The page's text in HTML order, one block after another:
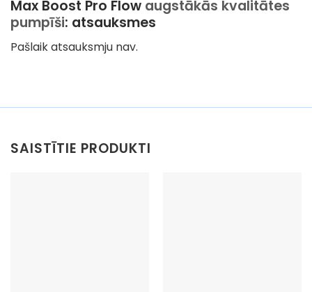
Max Boost Pro Flow augstākās kvalitātes
pumpīši: atsauksmes
Pašlaik atsauksmju nav.
SAISTĪTIE PRODUKTI